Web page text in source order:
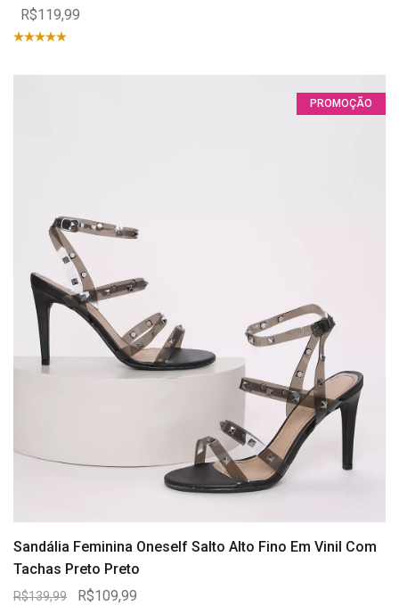
R$119,99
PROMOÇÃO
Sandália Feminina Oneself Salto Alto Fino Em Vinil Com
Tachas Preto Preto
R$139,99 R$109,99